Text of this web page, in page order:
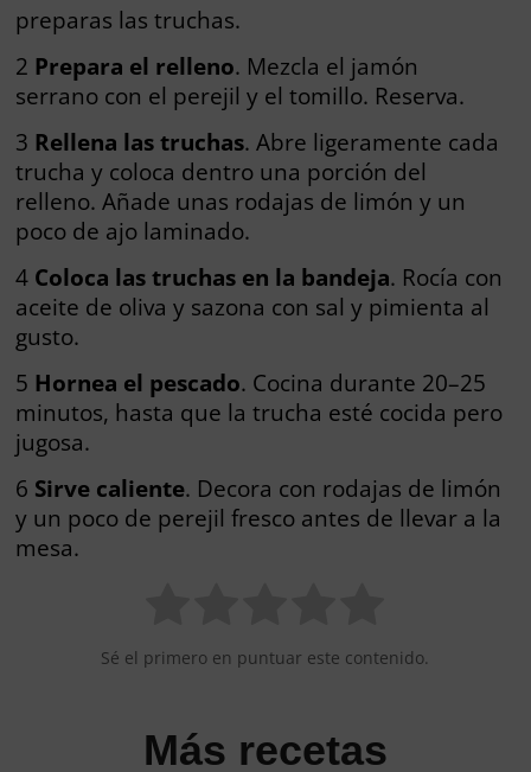
preparas las truchas.
2 Prepara el relleno. Mezcla el jamón
serrano con el perejil y el tomillo. Reserva.
3 Rellena las truchas. Abre ligeramente cada
trucha y coloca dentro una porción del
relleno. Añade unas rodajas de limón y un
poco de ajo laminado.
4 Coloca las truchas en la bandeja. Rocía con
aceite de oliva y sazona con sal y pimienta al
gusto.
5 Hornea el pescado. Cocina durante 20–25
minutos, hasta que la trucha esté cocida pero
jugosa.
6 Sirve caliente. Decora con rodajas de limón
y un poco de perejil fresco antes de llevar a la
mesa.
Sé el primero en puntuar este contenido.
Más recetas